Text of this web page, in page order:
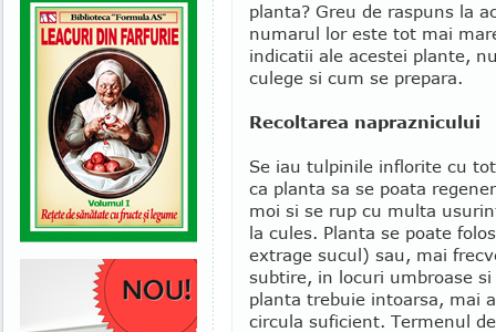
planta? Greu de raspuns la
numarul lor este tot mai
indicatii ale acestei plante,
culege si cum se prepara.
Recoltarea napraznicului
Se iau tulpinile inflorite cu
ca planta sa se poata
moi si se rup cu multa
la cules. Planta se poate
extrage sucul) sau, mai
subtire, in locuri umbroase
planta trebuie intoarsa, mai
circula suficient. Termenul